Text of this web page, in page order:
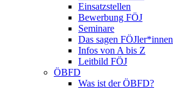
Einsatzstellen
Bewerbung FÖJ
Seminare
Das sagen FÖJler*innen
Infos von A bis Z
Leitbild FÖJ
ÖBFD
Was ist der ÖBFD?